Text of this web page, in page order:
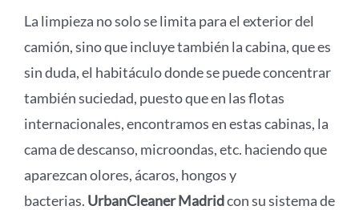
La limpieza no solo se limita para el exterior del
camión, sino que incluye también la cabina, que es
sin duda, el habitáculo donde se puede concentrar
también suciedad, puesto que en las flotas
internacionales, encontramos en estas cabinas, la
cama de descanso, microondas, etc. haciendo que
aparezcan olores, ácaros, hongos y
bacterias. UrbanCleaner Madridcon su sistema de